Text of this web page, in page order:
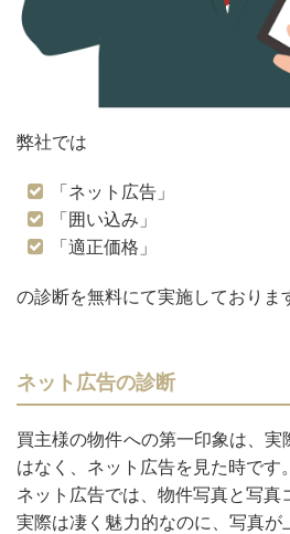
弊社では
「ネット広告」
「囲い込み」
「適正価格」
の診断を無料にて実施しておりま
ネット広告の診断
買主様の物件への第一印象は、
はなく、ネット広告を見た時です。
ネット広告では、物件写真と写真
実際は凄く魅力的なのに、写真が